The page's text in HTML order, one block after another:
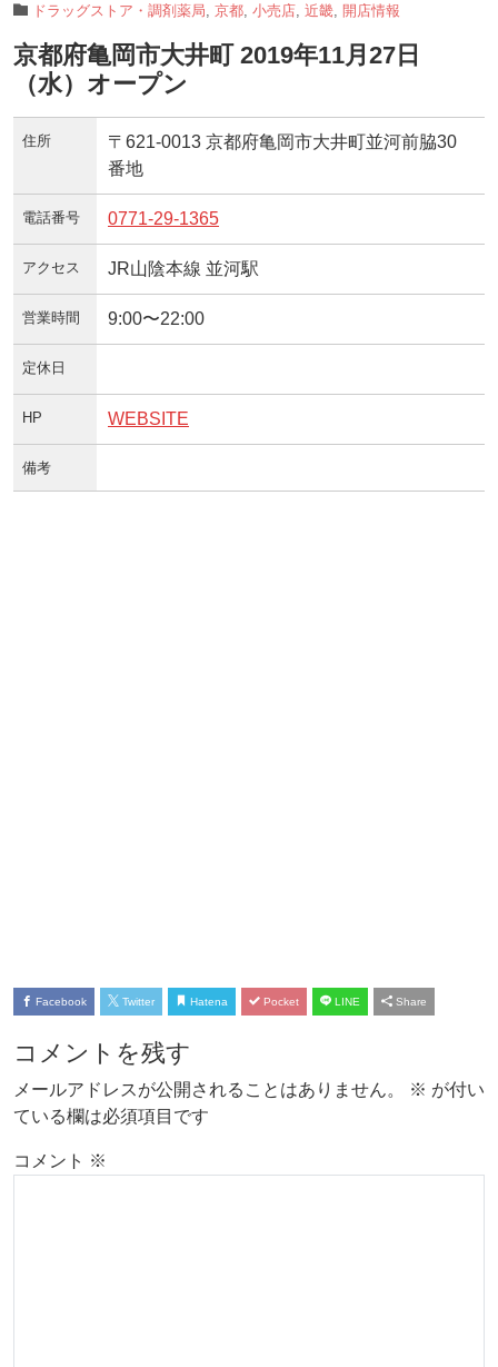
ドラッグストア・調剤薬局 京都 小売店 近畿 開店情報
京都府亀岡市大井町 2019年11月27日
（水）オープン
住所
〒621-0013 京都府亀岡市大井町並河前脇30
番地
電話番号 0771-29-1365
アクセス JR山陰本線 並河駅
営業時間 9:00〜22:00
定休日
HP WEBSITE
備考
Facebook Twitter Hatena Pocket LINE Share
コメントを残す
メールアドレスが公開されることはありません。 ※ が付い
ている欄は必須項目です
コメント ※